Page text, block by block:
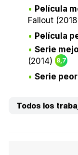
Película
Fallout
Película
Serie
(2014)
8,7
Serie
Todos los